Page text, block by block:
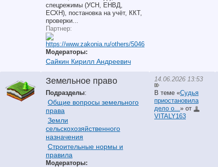
спецрежимы (УСН, ЕНВД,
ЕСХН), постановка на учёт, ККТ,
проверки...
Партнер:
Модераторы:
Сайкин Кирилл Андреевич
Земельное право
Подразделы:
Общие вопросы земельного
права
Земли
сельскохозяйственного
назначения
Строительные нормы и
правила
Модераторы:
14.06.2026 13:53
В теме «Судья
приостановила
дело о...» от
VITALY163